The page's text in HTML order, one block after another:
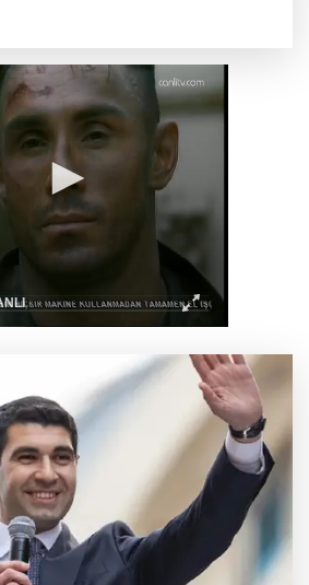
bölgesel güvenlik ve Gazze mesajı
barcı filosuna iki yeni gemi
Kurumu’ndan tarihi içerikler tek
ile Vietnam arasında 'hava'da yeni
Sefer kapasitesi artırıldı